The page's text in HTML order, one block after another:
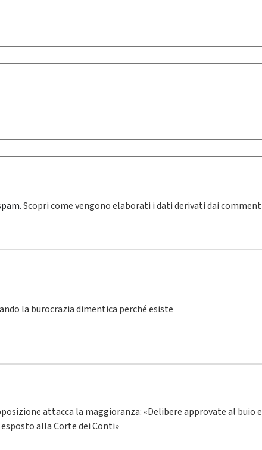
Scopri come vengono elaborati i dati derivati dai
la burocrazia dimentica perché esiste
attacca la maggioranza: «Delibere approvate al buio
alla Corte dei Conti»